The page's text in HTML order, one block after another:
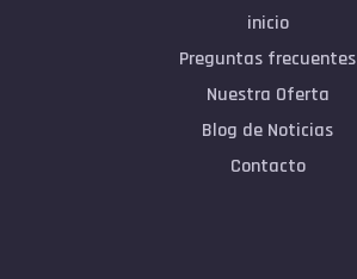
inicio
Preguntas frecuentes
Nuestra Oferta
Blog de Noticias
Contacto